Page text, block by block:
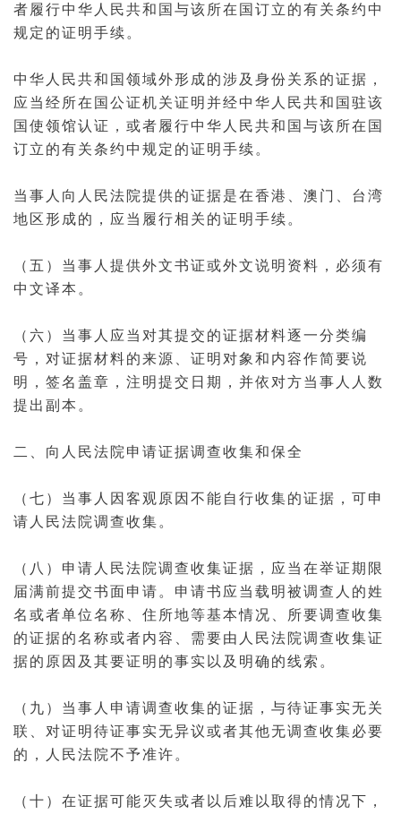
者履行中华人民共和国与该所在国订立的有关条约中
规定的证明手续。
中华人民共和国领域外形成的涉及身份关系的证据，
应当经所在国公证机关证明并经中华人民共和国驻该
国使领馆认证，或者履行中华人民共和国与该所在国
订立的有关条约中规定的证明手续。
当事人向人民法院提供的证据是在香港、澳门、台湾
地区形成的，应当履行相关的证明手续。
（五）当事人提供外文书证或外文说明资料，必须有
中文译本。
（六）当事人应当对其提交的证据材料逐一分类编
号，对证据材料的来源、证明对象和内容作简要说
明，签名盖章，注明提交日期，并依对方当事人人数
提出副本。
二、向人民法院申请证据调查收集和保全
（七）当事人因客观原因不能自行收集的证据，可申
请人民法院调查收集。
（八）申请人民法院调查收集证据，应当在举证期限
届满前提交书面申请。申请书应当载明被调查人的姓
名或者单位名称、住所地等基本情况、所要调查收集
的证据的名称或者内容、需要由人民法院调查收集证
据的原因及其要证明的事实以及明确的线索。
（九）当事人申请调查收集的证据，与待证事实无关
联、对证明待证事实无异议或者其他无调查收集必要
的，人民法院不予准许。
（十）在证据可能灭失或者以后难以取得的情况下，